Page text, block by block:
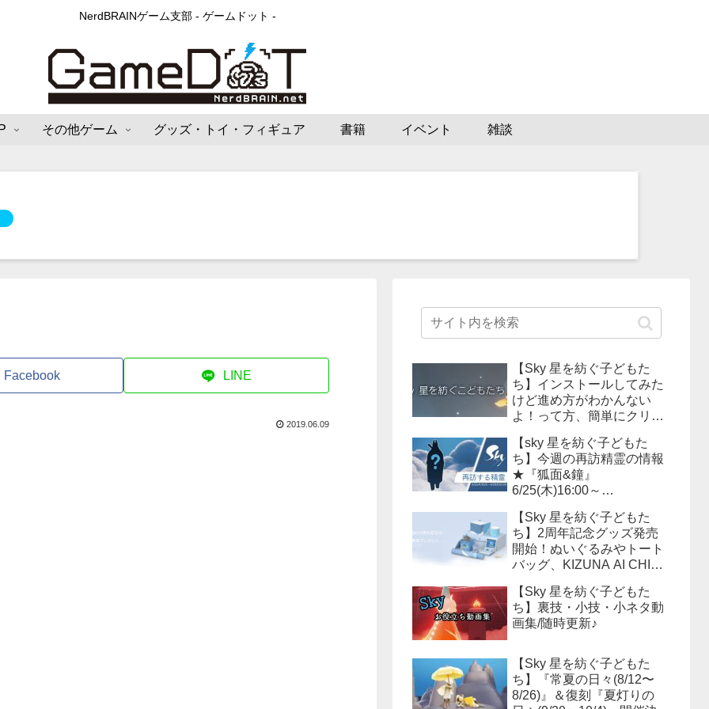
NerdBRAINゲーム支部 - ゲームドット -
その他ゲーム グッズ・トイ・フィギュア 書籍 イベント 雑談
Facebook LINE
2019.06.09
【Sky 星を紡ぐ子どもた
ち】インストールしてみた
けど進め方がわかんない
よ！って方、簡単にクリア
【sky 星を紡ぐ子どもた
ち】今週の再訪精霊の情報
★『狐面&鐘』
6/25(木)16:00～
キャンドル数は？？
【Sky 星を紡ぐ子どもた
ち】2周年記念グッズ発売
開始！ぬいぐるみやトート
バッグ、KIZUNA AI CHINA
れます！
【Sky 星を紡ぐ子どもた
ち】裏技・小技・小ネタ動
画集/随時更新♪
【Sky 星を紡ぐ子どもた
ち】『常夏の日々(8/12〜
8/26)』＆復刻『夏灯りの